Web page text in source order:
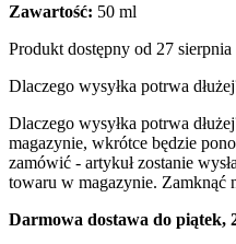
Zawartość: 50 ml
Produkt dostępny od 27 sierpnia
Dlaczego wysyłka potrwa
Dlaczego wysyłka potrwa
magazynie, wkrótce będzie
zamówić - artykuł zostanie
towaru w magazynie. Zamknąć
Darmowa dostawa do piątek,